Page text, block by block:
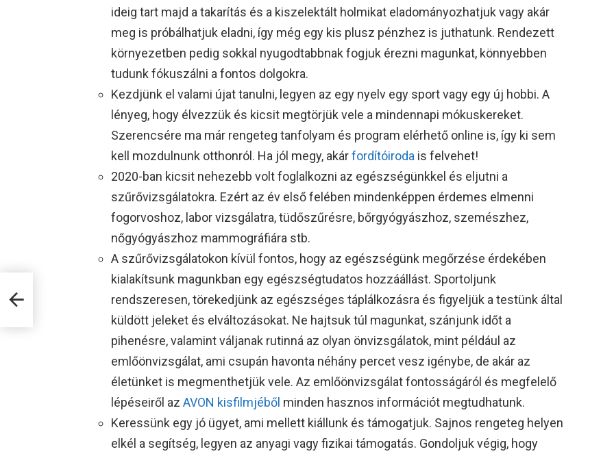
ideig tart majd a takarítás és a kiszelektált holmikat eladományozhatjuk vagy akár
meg is próbálhatjuk eladni, így még egy kis plusz pénzhez is juthatunk. Rendezett
környezetben pedig sokkal nyugodtabbnak fogjuk érezni magunkat, könnyebben
tudunk fókuszálni a fontos dolgokra.
Kezdjünk el valami újat tanulni, legyen az egy nyelv egy sport vagy egy új hobbi. A
lényeg, hogy élvezzük és kicsit megtörjük vele a mindennapi mókuskereket.
Szerencsére ma már rengeteg tanfolyam és program elérhető online is, így ki sem
kell mozdulnunk otthonról. Ha jól megy, akárfordítóiroda is felvehet!
2020-ban kicsit nehezebb volt foglalkozni az egészségünkkel és eljutni a
szűrővizsgálatokra. Ezért az év első felében mindenképpen érdemes elmenni
fogorvoshoz, labor vizsgálatra, tüdőszűrésre, bőrgyógyászhoz, szemészhez,
nőgyógyászhoz mammográfiára stb.
A szűrővizsgálatokon kívül fontos, hogy az egészségünk megőrzése érdekében
kialakítsunk magunkban egy egészségtudatos hozzáállást. Sportoljunk
rendszeresen, törekedjünk az egészséges táplálkozásra és figyeljük a testünk által
küldött jeleket és elváltozásokat. Ne hajtsuk túl magunkat, szánjunk időt a
pihenésre, valamint váljanak rutinná az olyan önvizsgálatok, mint például az
emlőönvizsgálat, ami csupán havonta néhány percet vesz igénybe, de akár az
életünket is megmenthetjük vele. Az emlőönvizsgálat fontosságáról és megfelelő
lépéseiről az AVON kisfilmjéből minden hasznos információt megtudhatunk.
Keressünk egy jó ügyet, ami mellett kiállunk és támogatjuk. Sajnos rengeteg helyen
elkél a segítség, legyen az anyagi vagy fizikai támogatás. Gondoljuk végig, hogy